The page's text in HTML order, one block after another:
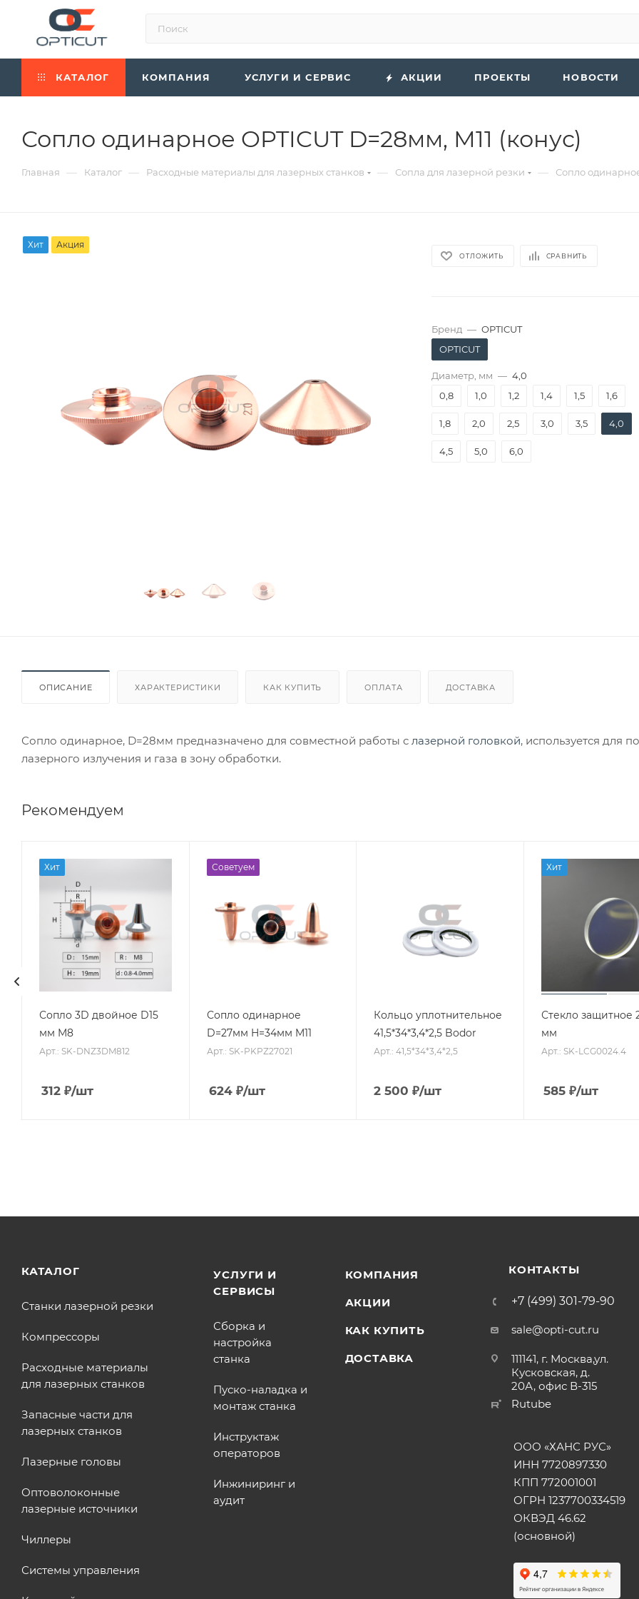
КАТАЛОГ КОМПАНИЯ УСЛУГИ И СЕРВИС АКЦИИ ПРОЕКТЫ НОВОСТИ
Сопло одинарное OPTICUT D=28мм, М11 (конус)
Главная — Каталог — Расходные материалы для лазерных станков — Сопла для лазерной резки — Сопло
Хит Акция
ОТЛОЖИТЬ СРАВНИТЬ
Бренд — OPTICUT
OPTICUT
Диаметр, мм — 4,0
0,8
1,0 1,2 1,4 1,5 1,6
1,8 2,0 2,5 3,0 3,5 4,0
4,5 5,0 6,0
ОПИСАНИЕ ХАРАКТЕРИСТИКИ КАК КУПИТЬ ОПЛАТА ДОСТАВКА
Сопло одинарное, D=28мм предназначено для совместной работы с лазерной головкой, используется для
лазерного излучения и газа в зону обработки.
Рекомендуем
Хит
Сопло 3D двойное D15
мм M8
Арт.: SK-DNZ3DM812
312₽/шт
Советуем
Сопло одинарное
D=27мм H=34мм M11
Арт.: SK-PKPZ27021
624₽/шт
Кольцо уплотнительное
41,5*34*3,4*2,5 Bodor
Арт.: 41,5*34*3,4*2,5
2 500 ₽/шт
Хит
Стекло защитное
мм
Арт.: SK-LCG0024.4
585 ₽/шт
КАТАЛОГ
Станки лазерной резки
Компрессоры
Расходные материалы
для лазерных станков
Запасные части для
лазерных станков
Лазерные головы
Оптоволоконные
лазерные источники
Чиллеры
Системы управления
УСЛУГИ И
СЕРВИСЫ
Сборка и
настройка
станка
Пуско-наладка и
монтаж станка
Инструктаж
операторов
Инжиниринг и
аудит
КОМПАНИЯ
АКЦИИ
КАК КУПИТЬ
ДОСТАВКА
КОНТАКТЫ
+7 (499) 301-79-90
sale@opti-cut.ru
111141, г. Москва,ул.
Кусковская, д.
20А, офис В-315
Rutube
ООО «ХАНС РУС»
ИНН 7720897330
КПП 772001001
ОГРН 1237700334519
ОКВЭД 46.62
(основной)